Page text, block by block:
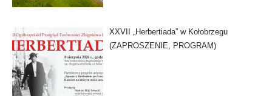
XXVII „Herbertiada” w Kołobrzegu
(ZAPROSZENIE, PROGRAM)